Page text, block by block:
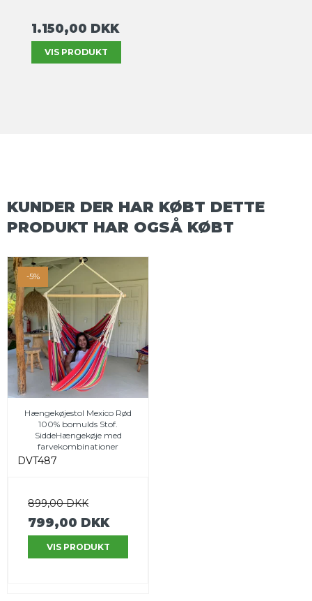
1.150,00 DKK
VIS PRODUKT
KUNDER DER HAR KØBT DETTE
PRODUKT HAR OGSÅ KØBT
-5%
Hængekøjestol Mexico Rød
100% bomulds Stof.
SiddeHængekøje med
farvekombinationer
DVT487
899,00 DKK
799,00 DKK
VIS PRODUKT